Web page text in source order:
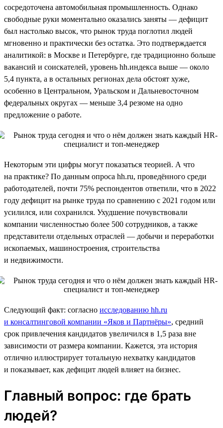
сосредоточена автомобильная промышленность. Однако
свободные руки моментально оказались заняты — дефицит
был настолько высок, что рынок труда поглотил людей
мгновенно и практически без остатка. Это подтверждается
аналитикой: в Москве и Петербурге, где традиционно больше
вакансий и соискателей, уровень hh.индекса выше — около
5,4 пункта, а в остальных регионах дела обстоят хуже,
особенно в Центральном, Уральском и Дальневосточном
федеральных округах — меньше 3,4 резюме на одно
предложение о работе.
Некоторым эти цифры могут показаться теорией. А что
на практике? По данным опроса hh.ru, проведённого среди
работодателей, почти 75% респондентов ответили, что в 2022
году дефицит на рынке труда по сравнению с 2021 годом или
усилился, или сохранился. Ухудшение почувствовали
компании численностью более 500 сотрудников, а также
представители отдельных отраслей — добычи и переработки
ископаемых, машиностроения, строительства
и недвижимости.
Следующий факт: согласно исследованию hh.ru
и консалтинговой компании «Яков и Партнёры», средний
срок привлечения кандидатов увеличился в 1,5 раза вне
зависимости от размера компании. Кажется, эта история
отлично иллюстрирует тотальную нехватку кандидатов
и показывает, как дефицит людей влияет на бизнес.
Главный вопрос: где брать
людей?